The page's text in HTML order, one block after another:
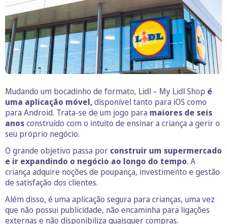
Mudando um bocadinho de formato, Lidl – My Lidl Shop é
uma aplicação móvel,disponível tanto para iOS como
para Android. Trata-se de um jogo para maiores de seis
anosconstruído com o intuito de ensinar a criança a gerir o
seu próprio negócio.
O grande objetivo passa por construir um supermercado
e ir expandindo o negócio ao longo do tempo. A
criança adquire noções de poupança, investimento e gestão
de satisfação dos clientes.
Além disso, é uma aplicação segura para crianças, uma vez
que não possui publicidade, não encaminha para ligações
externas e não disponibiliza quaisquer compras.